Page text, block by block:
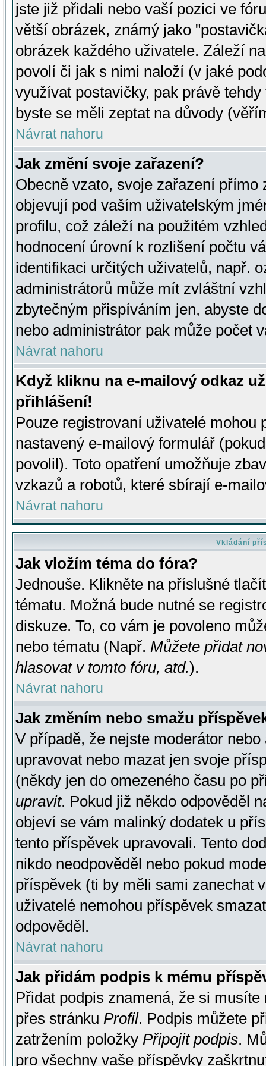
jste již přidali nebo vaší pozici ve
větší obrázek, známý jako
obrázek každého uživatele. Záleží
povolí či jak s nimi naloží (v jaké
využívat postavičky, pak právě
byste se měli zeptat na důvody
Návrat nahoru
Jak změní svoje zařazení?
Obecně vzato, svoje zařazení přímo
objevují pod vaším uživatelským
profilu, což záleží na použitém
hodnocení úrovní k rozlišení počtu
identifikaci určitých uživatelů, např.
administrátorů může mít zvláštní
zbytečným přispíváním jen, abyste
nebo administrátor pak může počet
Návrat nahoru
Když kliknu na e-mailový odkaz
přihlášení!
Pouze registrovaní uživatelé mohou
nastavený e-mailový formulář
povolil). Toto opatření umožňuje
vzkazů a robotů, které sbírají e-
Návrat nahoru
Vkládání
Jak vložím téma do fóra?
Jednouše. Klikněte na příslušné
tématu. Možná bude nutné se
diskuze. To, co vám je povoleno
nebo tématu (Např. Můžete přidat
hlasovat v tomto fóru, atd.).
Návrat nahoru
Jak změním nebo smažu
V případě, že nejste moderátor
upravovat nebo mazat jen svoje
(někdy jen do omezeného času po
upravit. Pokud již někdo odpověděl
objeví se vám malinký dodatek u
tento příspěvek upravovali. Tento
nikdo neodpověděl nebo pokud
příspěvek (ti by měli sami zanechat
uživatelé nemohou příspěvek
odpověděl.
Návrat nahoru
Jak přidám podpis k mému
Přidat podpis znamená, že si
přes stránku Profil. Podpis můžete
zatržením položky Připojit podpis.
pro všechny vaše příspěvky